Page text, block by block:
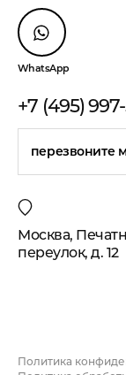
WhatsApp
+7 (495)
перезвоните
Москва,
переулок, д. 12
Политика